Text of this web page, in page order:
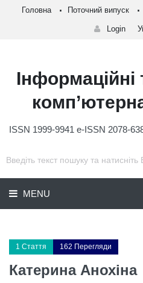
Головна Поточний випуск
Login
Інформаційні
ISSN 1999-9941 e-ISSN 2078-
MENU
1 Стаття 162 Перегляди
Катерина Анохіна